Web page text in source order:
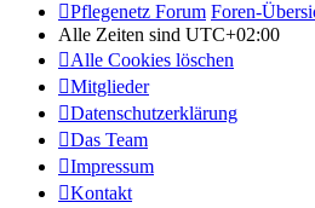
Pflegenetz Forum Foren-
Alle Zeiten sind UTC+02:00
Alle Cookies löschen
Mitglieder
Datenschutzerklärung
Das Team
Impressum
Kontakt